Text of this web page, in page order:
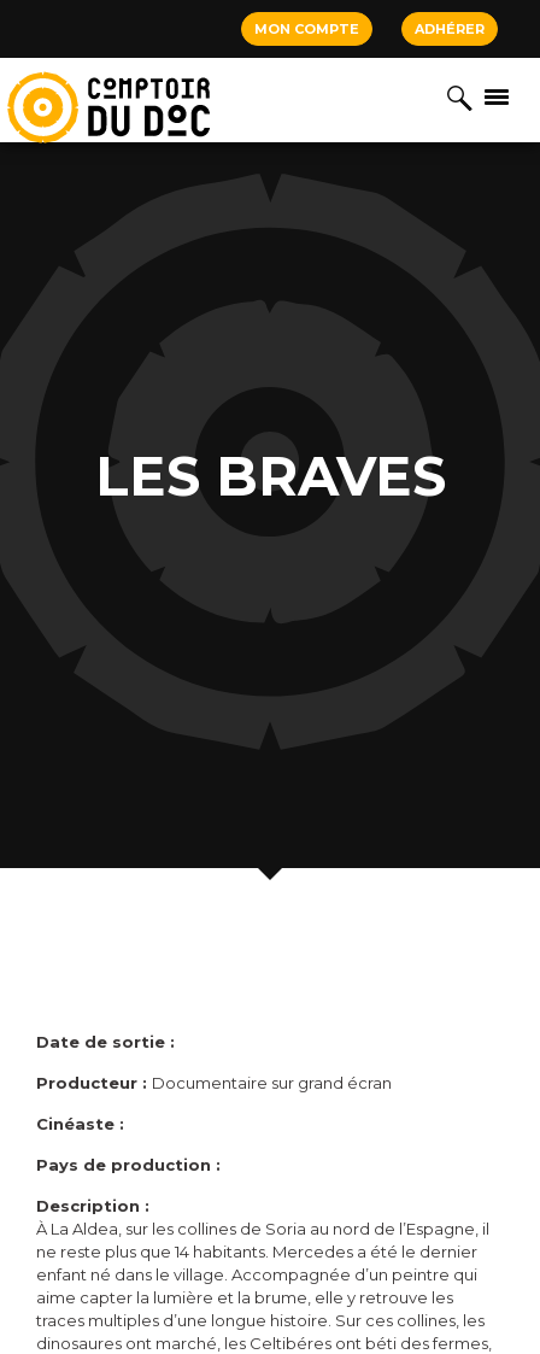
MON COMPTE ADHÉRER
LES BRAVES
Date de sortie :
Producteur : Documentaire sur grand écran
Cinéaste :
Pays de production :
Description :
À La Aldea, sur les collines de Soria au nord de l’Espagne, il
ne reste plus que 14 habitants. Mercedes a été le dernier
enfant né dans le village. Accompagnée d’un peintre qui
aime capter la lumière et la brume, elle y retrouve les
traces multiples d’une longue histoire. Sur ces collines, les
dinosaures ont marché, les Celtibéres ont béti des fermes,
Cookies management panel